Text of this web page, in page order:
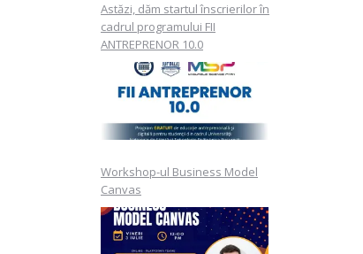
Astăzi, dăm startul înscrierilor în
cadrul programului FII
ANTREPRENOR 10.0
Workshop-ul Business Model
Canvas